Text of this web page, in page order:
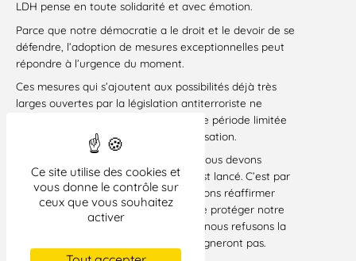
Ce site utilise des cookies et
vous donne le contrôle sur
ceux que vous souhaitez
activer
LDH pense en toute solidarité et avec émotion.
Parce que notre démocratie a le droit et le devoir de se
défendre, l’adoption de mesures exceptionnelles peut
répondre à l’urgence du moment.
Ces mesures qui s’ajoutent aux possibilités déjà très
larges ouvertes par la législation antiterroriste ne
peuvent être appliquées que pour une période limitée
et doivent l’être sans aucune stigmatisation.
C’est ensemble, tous ensemble, que nous devons
répondre à l’immense défi qui nous est lancé. C’est par
une réaction citoyenne que nous devons réaffirmer
notre volonté de vivre ensemble et de protéger notre
démocratie et nos libertés parce que nous refusons la
peur et parce que les assassins ne gagneront pas.